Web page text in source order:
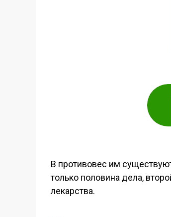
В противовес им
только половина дела,
лекарства.